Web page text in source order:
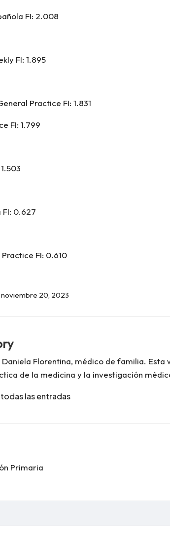
FI: 2.008
FI: 1.895
Practice FI: 1.831
FI: 1.799
FI: 0.627
FI: 0.610
noviembre 20, 2023
Daniela Florentina, médico de familia.
de la medicina y la investigación
las entradas
Primaria